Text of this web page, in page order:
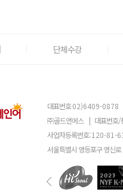
단체수강
대표번호02)6409-0878
㈜골드앤에스 | 대표번호/
사업자등록번호:120-81-
서울특별시 영등포구 영신